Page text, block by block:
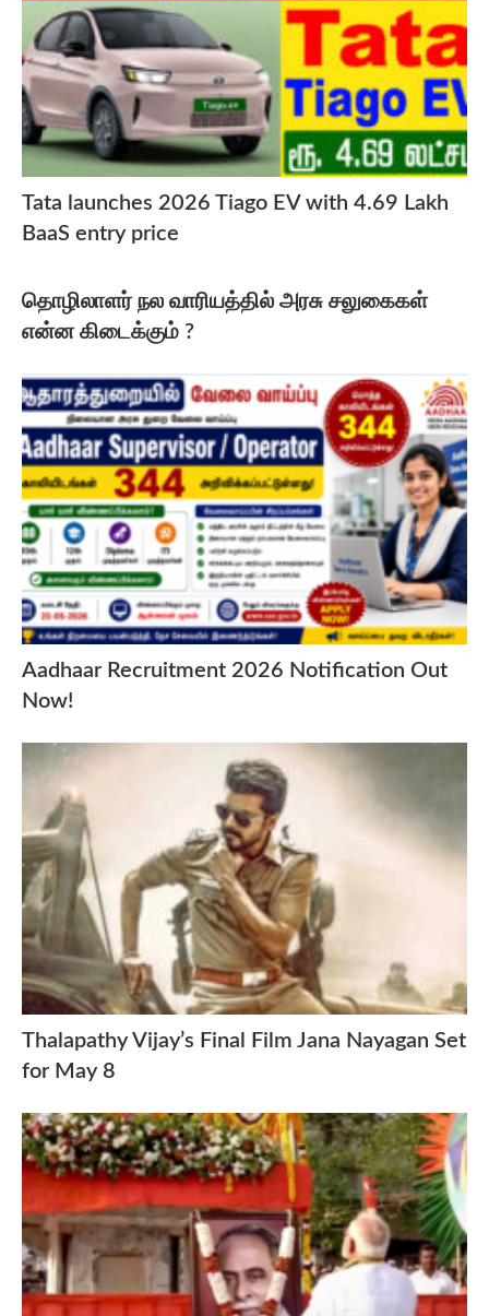
Tata launches 2026 Tiago EV with 4.69 Lakh
BaaS entry price
தொழிலாளர் நல வாரியத்தில் அரசு சலுகைகள்
என்ன கிடைக்கும் ?
Aadhaar Recruitment 2026 Notification Out
Now!
Thalapathy Vijay’s Final Film Jana Nayagan Set
for May 8